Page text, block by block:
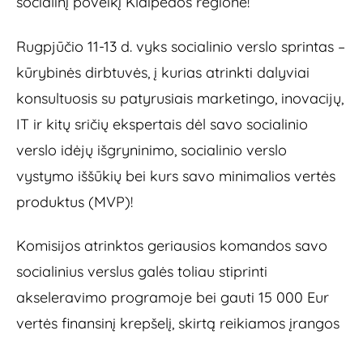
Rugpjūčio 11-13 d. vyks socialinio verslo sprintas –
kūrybinės dirbtuvės, į kurias atrinkti dalyviai
konsultuosis su patyrusiais marketingo, inovacijų,
IT ir kitų sričių ekspertais dėl savo socialinio
verslo idėjų išgryninimo, socialinio verslo
vystymo iššūkių bei kurs savo minimalios vertės
produktus (MVP)!
Komisijos atrinktos geriausios komandos savo
socialinius verslus galės toliau stiprinti
akseleravimo programoje bei gauti 15 000 Eur
vertės finansinį krepšelį, skirtą reikiamos įrangos